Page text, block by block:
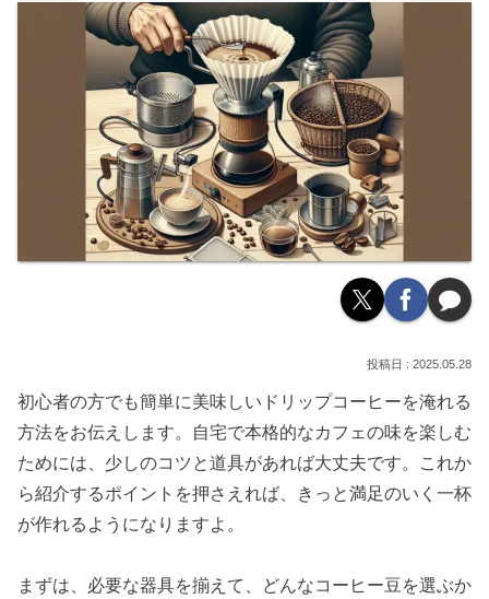
2025.05.28
初心者の方でも簡単に美味しいドリップコーヒーを淹れる
方法をお伝えします。自宅で本格的なカフェの味を楽しむ
ためには、少しのコツと道具があれば大丈夫です。これか
ら紹介するポイントを押さえれば、きっと満足のいく一杯
が作れるようになりますよ。
まずは、必要な器具を揃えて、どんなコーヒー豆を選ぶか